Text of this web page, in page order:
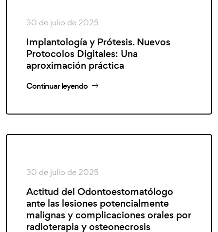
30 de julio de 2025
Implantología y Prótesis. Nuevos
Protocolos Digitales: Una
aproximación práctica
Continuar leyendo
30 de julio de 2025
Actitud del Odontoestomatólogo
ante las lesiones potencialmente
malignas y complicaciones orales por
radioterapia y osteonecrosis